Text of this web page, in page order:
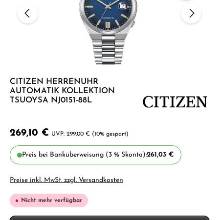
CITIZEN HERRENUHR
AUTOMATIK KOLLEKTION
TSUOYSA NJ0151-88L
269,10 € 299,00 € (10% gespart)
Preis bei Banküberweisung (3 % Skonto):261,03 €
Preise inkl. MwSt. zzgl. Versandkosten
Nicht mehr verfügbar